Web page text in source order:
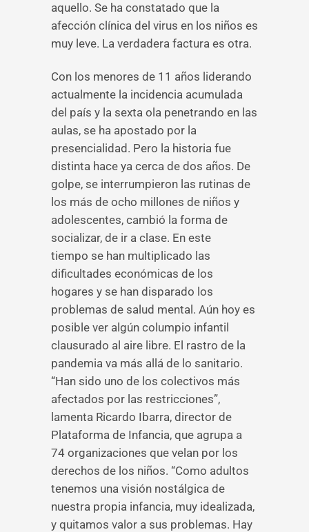
aquello. Se ha constatado que la
afección clínica del virus en los niños es
muy leve. La verdadera factura es otra.
Con los menores de 11 años liderando
actualmente la incidencia acumulada
del país y la sexta ola penetrando en las
aulas, se ha apostado por la
presencialidad. Pero la historia fue
distinta hace ya cerca de dos años. De
golpe, se interrumpieron las rutinas de
los más de ocho millones de niños y
adolescentes, cambió la forma de
socializar, de ir a clase. En este
tiempo se han multiplicado las
dificultades económicas de los
hogares y se han disparado los
problemas de salud mental. Aún hoy es
posible ver algún columpio infantil
clausurado al aire libre. El rastro de la
pandemia va más allá de lo sanitario.
“Han sido uno de los colectivos más
afectados por las restricciones”,
lamenta Ricardo Ibarra, director de
Plataforma de Infancia, que agrupa a
74 organizaciones que velan por los
derechos de los niños. “Como adultos
tenemos una visión nostálgica de
nuestra propia infancia, muy idealizada,
y quitamos valor a sus problemas. Hay